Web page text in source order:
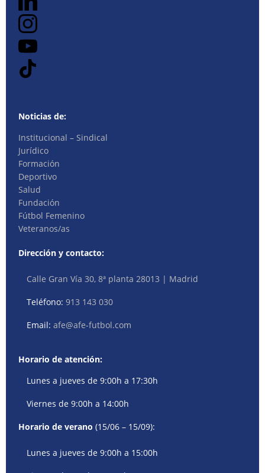
Noticias de:
Institucional – Sindical
Jurídico
Formación
Deportivo
Salud
Fundación
Fútbol Femenino
Veteranos/as
Dirección y contacto:
Calle Gran Vía 30, 8ª planta 28013 | Madrid
Teléfono:913 143 030
Email:afe@afe-futbol.com
Horario de atención:
Lunes a jueves de 9:00h a 17:30h
Viernes de 9:00h a 14:00h
Horario de verano (15/06 – 15/09):
Lunes a jueves de 9:00h a 15:00h